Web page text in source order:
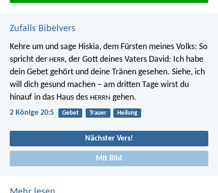
Zufalls Bibelvers
Kehre um und sage Hiskia, dem Fürsten meines Volks: So
spricht der HERR, der Gott deines Vaters David: Ich habe
dein Gebet gehört und deine Tränen gesehen. Siehe, ich
will dich gesund machen – am dritten Tage wirst du
hinauf in das Haus des HERRN gehen.
2 Könige 20:5 Gebet Trauer Heilung
Nächster Vers!
Mit Bild